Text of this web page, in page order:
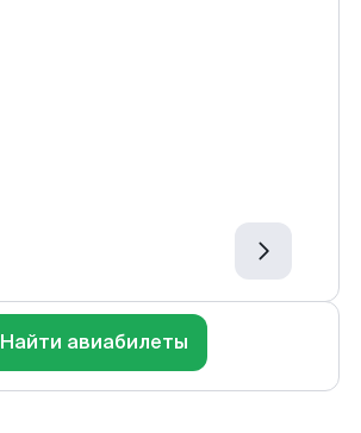
Найти авиабилеты